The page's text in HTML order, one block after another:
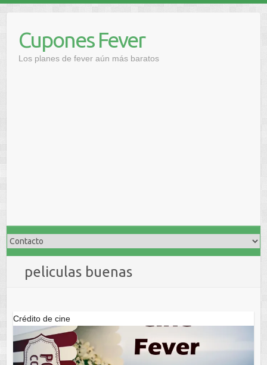
contenidoCupones Fever
Los planes de fever aún más baratos
peliculas buenas
Crédito de cine